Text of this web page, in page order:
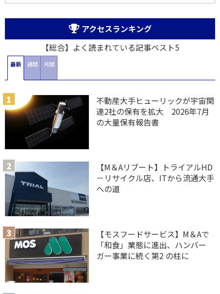
アクセスランキング
【総合】よく読まれている記事ベスト5
最新 週間 月間
不動産大手ヒューリックが宇宙関
連2社の保有を拡大 2026年7月
の大量保有報告書
【M＆Aリブート】トライアルHD
－リサイクル店、ITから流通大手
への道
【モスフードサービス】M＆Aで
「和食」業態に進出、ハンバー
ガー事業に続く第2 の柱に